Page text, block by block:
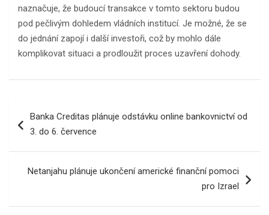
naznačuje, že budoucí transakce v tomto sektoru budou
pod pečlivým dohledem vládních institucí. Je možné, že se
do jednání zapojí i další investoři, což by mohlo dále
komplikovat situaci a prodloužit proces uzavření dohody.
proBanka Creditas plánuje odstávku online bankovnictví od
3. do 6. července
Netanjahu plánuje ukončení americké finanční pomoci
pro Izrael